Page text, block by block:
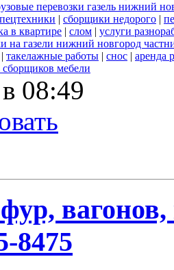
перевозки газель нижний
| сборщики недорого |
в квартире | слом | услуги
на газели нижний новгород
| такелажные работы | снос | аренда
сборщиков мебели
08:49
8475